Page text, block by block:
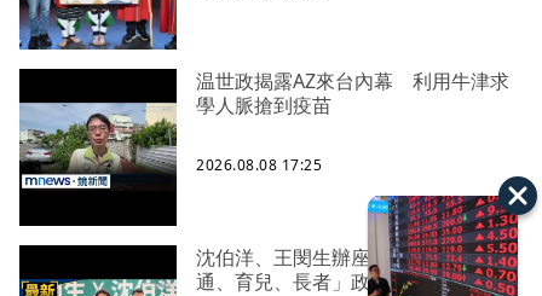
温世政揭露AZ來台內幕 利用牛津求
學人脈搶到疫苗
2026.08.08 17:25
沈伯洋、王閔生辦座談會 談「交
通、育兒、長者」政策